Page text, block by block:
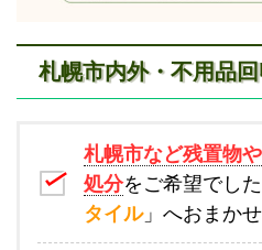
札幌市内外・不用品回
札幌市など残置物
処分をご希望でした
タイル」へおまか